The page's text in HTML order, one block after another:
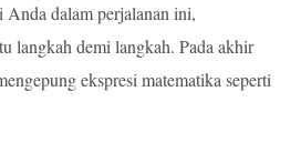
Anda dalam perjalanan ini,
langkah demi langkah. Pada akhir
ekspresi matematika seperti